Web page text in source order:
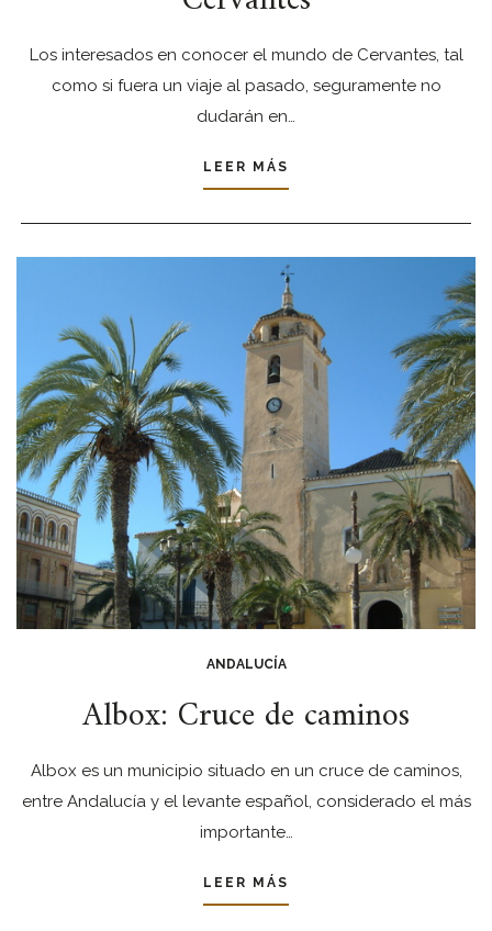
Los interesados en conocer el mundo de Cervantes, tal
como si fuera un viaje al pasado, seguramente no
dudarán en…
LEER MÁS
ANDALUCÍA
Albox: Cruce de caminos
Albox es un municipio situado en un cruce de caminos,
entre Andalucía y el levante español, considerado el más
importante…
LEER MÁS